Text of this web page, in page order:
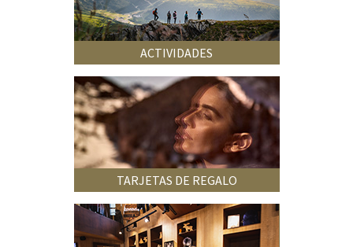
ACTIVIDADES
TARJETAS DE REGALO